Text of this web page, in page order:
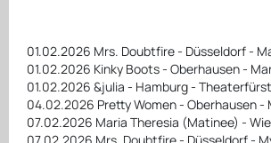
01.02.2026 Mrs. Doubtfire - Düsseldorf -
01.02.2026 Kinky Boots - Oberhausen -
01.02.2026 &julia - Hamburg - Theaterfürst
04.02.2026 Pretty Women - Oberhausen -
07.02.2026 Maria Theresia (Matinee) -
07.02.2026 Mrs. Doubtfire - Düsseldorf -